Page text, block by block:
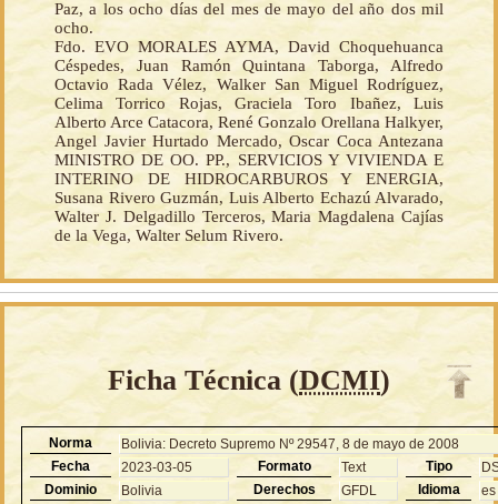
Paz, a los ocho días del mes de mayo del año dos mil
ocho.
Fdo. EVO MORALES AYMA, David Choquehuanca
Céspedes, Juan Ramón Quintana Taborga, Alfredo
Octavio Rada Vélez, Walker San Miguel Rodríguez,
Celima Torrico Rojas, Graciela Toro Ibañez, Luis
Alberto Arce Catacora, René Gonzalo Orellana Halkyer,
Angel Javier Hurtado Mercado, Oscar Coca Antezana
MINISTRO DE OO. PP., SERVICIOS Y VIVIENDA E
INTERINO DE HIDROCARBUROS Y ENERGIA,
Susana Rivero Guzmán, Luis Alberto Echazú Alvarado,
Walter J. Delgadillo Terceros, Maria Magdalena Cajías
de la Vega, Walter Selum Rivero.
Ficha Técnica (DCMI)
Norma
Bolivia: Decreto Supremo Nº 29547, 8 de mayo de 2008
Fecha
2023-03-05 Formato Text Tipo
Dominio
Bolivia Derechos GFDL Idioma es